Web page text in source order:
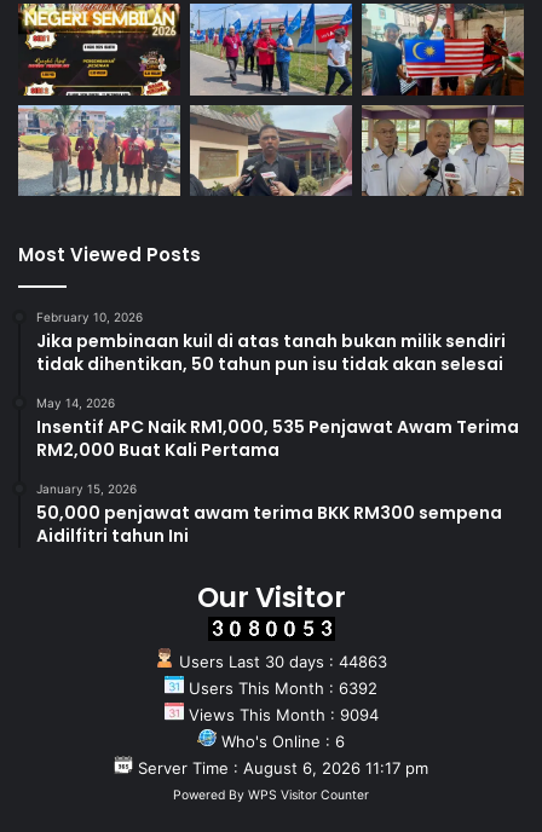
Most Viewed Posts
February 10, 2026
Jika pembinaan kuil di atas tanah bukan milik sendiri
tidak dihentikan, 50 tahun pun isu tidak akan selesai
May 14, 2026
Insentif APC Naik RM1,000, 535 Penjawat Awam Terima
RM2,000 Buat Kali Pertama
January 15, 2026
50,000 penjawat awam terima BKK RM300 sempena
Aidilfitri tahun Ini
Our Visitor
Users Last 30 days : 44863
Users This Month : 6392
Views This Month : 9094
Who's Online : 6
Server Time : August 6, 2026 11:17 pm
Powered By WPS Visitor Counter